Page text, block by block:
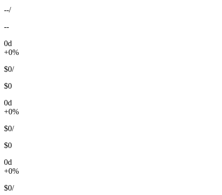
--/
--
0d
+0%
$0/
$0
0d
+0%
$0/
$0
0d
+0%
$0/